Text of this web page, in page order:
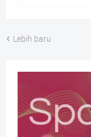
Lebih baru